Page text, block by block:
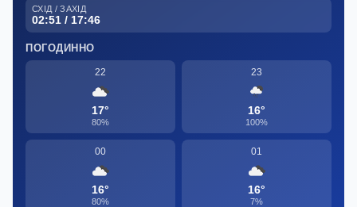
СХІД / ЗАХІД
02:51 / 17:46
ПОГОДИННО
22
17°
80%
23
16°
100%
00
16°
80%
01
16°
7%